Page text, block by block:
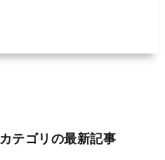
カテゴリの最新記事